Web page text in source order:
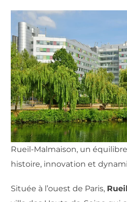
Rueil-Malmaison, un
histoire, innovation et
Située à l’ouest de Paris,